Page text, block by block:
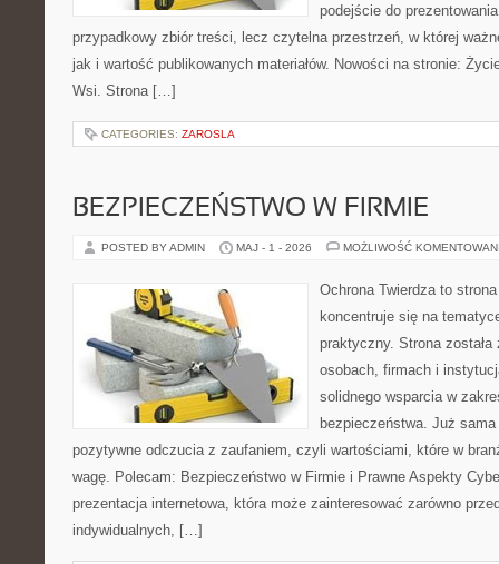
podejście do
przypadkowy zbiór treści, lecz czytelna przestrzeń, w której
jak i wartość publikowanych materiałów. Nowości na stronie:
Wsi. Strona […]
CATEGORIES: ZAROSLA
BEZPIECZEŃSTWO W FIRMIE
POSTED BY ADMIN MAJ - 1 - 2026 MOŻLIWOŚĆ
Ochrona Twierdza to
koncentruje się na
praktyczny. Strona
osobach, firmach i
solidnego wsparcia w
bezpieczeństwa. Już
pozytywne odczucia z zaufaniem, czyli wartościami, które w
wagę. Polecam: Bezpieczeństwo w Firmie i Prawne Aspekty
prezentacja internetowa, która może zainteresować zarówno
indywidualnych, […]